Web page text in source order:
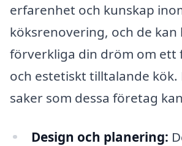
erfarenhet och kunskap
köksrenovering, och de
förverkliga din dröm om ett
och estetiskt tilltalande kök.
saker som dessa företag
Design och planering: